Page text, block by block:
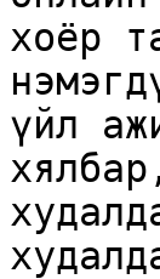
хоёр
үйл